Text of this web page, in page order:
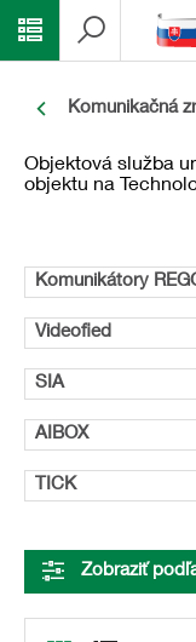
Komunikačná
Objektová služba
objektu na
Komunikátory
Videofied
SIA
AIBOX
TICK
Zobraziť